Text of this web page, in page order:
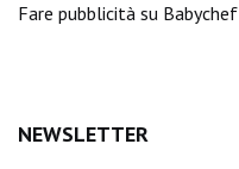
Fare pubblicità su Babychef
NEWSLETTER